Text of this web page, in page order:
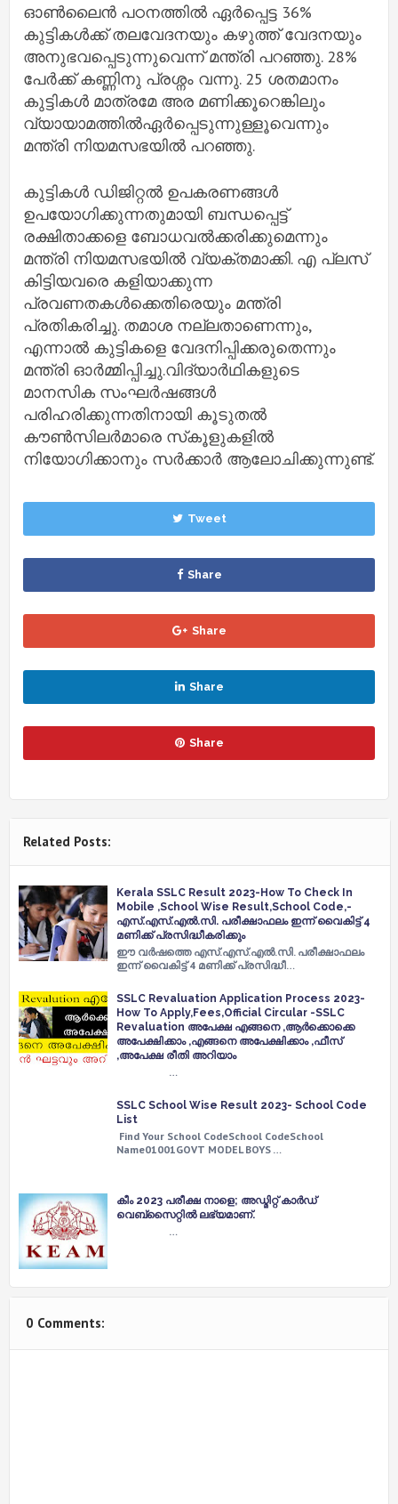
ഓൺലൈൻ പഠനത്തിൽ ഏർപ്പെട്ട 36%
കുട്ടികൾക്ക് തലവേദനയും കഴുത്ത് വേദനയും
അനുഭവപ്പെടുന്നുവെന്ന് മന്ത്രി പറഞ്ഞു. 28%
പേർക്ക് കണ്ണിനു പ്രശ്നം വന്നു. 25 ശതമാനം
കുട്ടികൾ മാത്രമേ അര മണിക്കൂറെങ്കിലും
വ്യായാമത്തിൽഏർപ്പെടുന്നുള്ളൂവെന്നും
മന്ത്രി നിയമസഭയിൽ പറഞ്ഞു.
കുട്ടികള്‍ ഡിജിറ്റല്‍ ഉപകരണങ്ങള്‍
ഉപയോഗിക്കുന്നതുമായി ബന്ധപ്പെട്ട്
രക്ഷിതാക്കളെ ബോധവല്‍ക്കരിക്കുമെന്നും
മന്ത്രി നിയമസഭയില്‍ വ്യക്തമാക്കി. എ പ്ലസ്
കിട്ടിയവരെ കളിയാക്കുന്ന
പ്രവണതകള്‍ക്കെതിരെയും മന്ത്രി
പ്രതികരിച്ചു. തമാശ നല്ലതാണെന്നും,
എന്നാല്‍ കുട്ടികളെ വേദനിപ്പിക്കരുതെന്നും
മന്ത്രി ഓര്‍മ്മിപ്പിച്ചു.വിദ്യാര്‍ഥികളുടെ
മാനസിക സംഘര്‍ഷങ്ങള്‍
പരിഹരിക്കുന്നതിനായി കൂടുതല്‍
കൗണ്‍സിലര്‍മാരെ സ്‌കൂളുകളില്‍
നിയോഗിക്കാനും സര്‍ക്കാര്‍ ആലോചിക്കുന്നുണ്ട്.
Tweet
Share
Share
Share
Share
Related Posts:
Kerala SSLC Result 2023-How To Check In
Mobile ,School Wise Result,School Code,-
എസ്.എസ്.എൽ.സി. പരീക്ഷാഫലം ഇന്ന് വൈകിട്ട് 4
മണിക്ക് പ്രസിദ്ധീകരിക്കും
ഈ വർഷത്തെ എസ്.എസ്.എൽ.സി. പരീക്ഷാഫലം
ഇന്ന് വൈകിട്ട് 4 മണിക്ക് പ്രസിദ്ധീ…
SSLC Revaluation Application Process 2023-
How To Apply,Fees,Official Circular -SSLC
Revaluation അപേക്ഷ എങ്ങനെ ,ആർക്കൊക്കെ
അപേക്ഷിക്കാം ,എങ്ങനെ അപേക്ഷിക്കാം ,ഫീസ്
,അപേക്ഷ രീതി അറിയാം
…
SSLC School Wise Result 2023- School Code
List
Find Your School CodeSchool CodeSchool
Name01001GOVT MODEL BOYS …
കീം 2023 പരീക്ഷ നാളെ; അഡ്മിറ്റ് കാര്‍ഡ്
വെബ്സൈറ്റില്‍ ലഭ്യമാണ്.
…
0 Comments: